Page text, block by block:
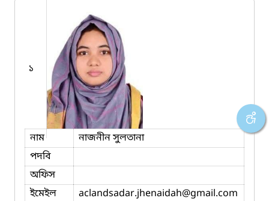
১
নাম
নাজনীন সুলতানা
পদবি
অফিস
ইমেইল
aclandsadar.jhenaidah@gmail.com